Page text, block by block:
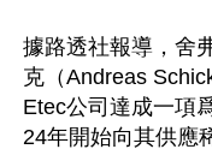
據路透社報導，舍
克（Andreas
Etec公司達成一項
24年開始向其供應